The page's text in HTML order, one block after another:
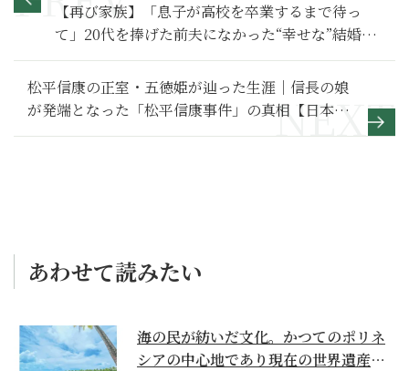
【再び家族】「息子が高校を卒業するまで待っ
て」20代を捧げた前夫になかった“幸せな”結婚に
必要なものとは～その１～
松平信康の正室・五徳姫が辿った生涯｜信長の娘
が発端となった「松平信康事件」の真相【日本史
人物伝】
あわせて読みたい
海の民が紡いだ文化。かつてのポリネ
シアの中心地であり現在の世界遺産か